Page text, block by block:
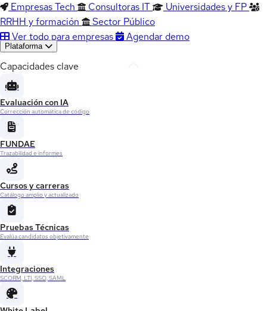
Empresas Tech
Consultoras IT
Universidades y FP
RRHH y formación
Sector Público
Ver todo para empresas
Agendar demo
Plataforma
Capacidades clave
Evaluación con IA
Corrección automática de código
FUNDAE
Trazabilidad e informes
Cursos y carreras
Catálogo amplio y actualizado
Pruebas Técnicas
Evalúa candidatos objetivamente
Integraciones
SCORM, LTI, SSO, SAML